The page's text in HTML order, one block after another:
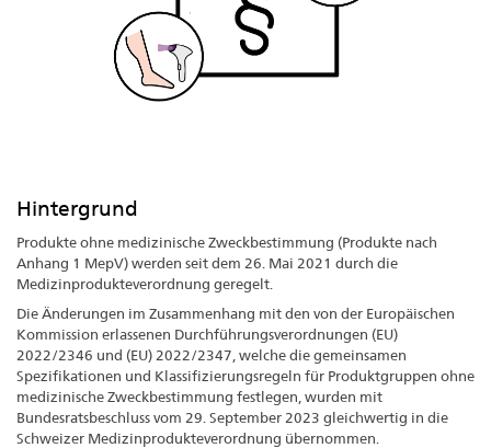
Hintergrund
Produkte ohne medizinische Zweckbestimmung (Produkte nach
Anhang 1 MepV) werden seit dem 26. Mai 2021 durch die
Medizinprodukteverordnung geregelt.
Die Änderungen im Zusammenhang mit den von der Europäischen
Kommission erlassenen Durchführungsverordnungen (EU)
2022/2346 und (EU) 2022/2347, welche die gemeinsamen
Spezifikationen und Klassifizierungsregeln für Produktgruppen ohne
medizinische Zweckbestimmung festlegen, wurden mit
Bundesratsbeschluss vom 29. September 2023 gleichwertig in die
Schweizer Medizinprodukteverordnung übernommen.